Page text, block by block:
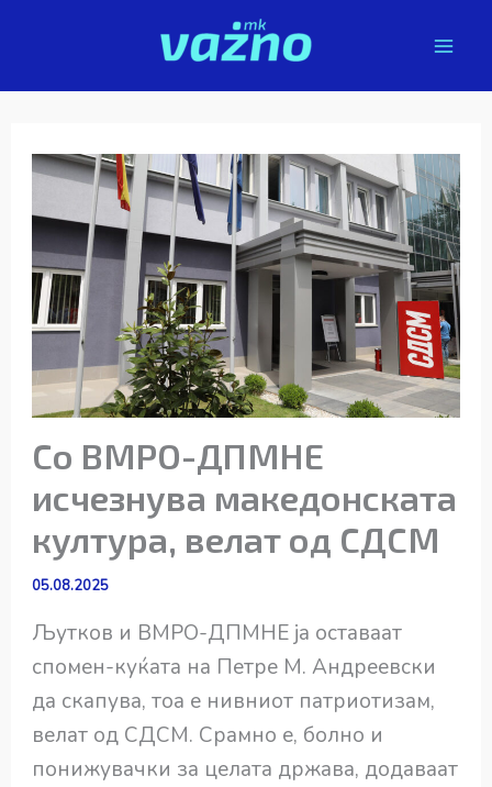
Со ВМРО-ДПМНЕ
исчезнува македонската
култура, велат од СДСМ
05.08.2025
Љутков и ВМРО-ДПМНЕ ја оставаат
спомен-куќата на Петре М. Андреевски
да скапува, тоа е нивниот патриотизам,
велат од СДСМ. Срамно е, болно и
понижувачки за целата држава, додаваат